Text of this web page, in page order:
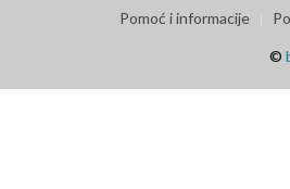
Pomoć i informacije
©